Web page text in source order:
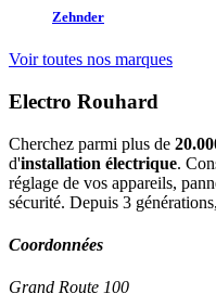
Zehnder
Voir toutes nos marques
Electro Rouhard
Cherchez parmi plus de
d'installation électrique.
réglage de vos appareils,
sécurité. Depuis 3
Coordonnées
Grand Route 100